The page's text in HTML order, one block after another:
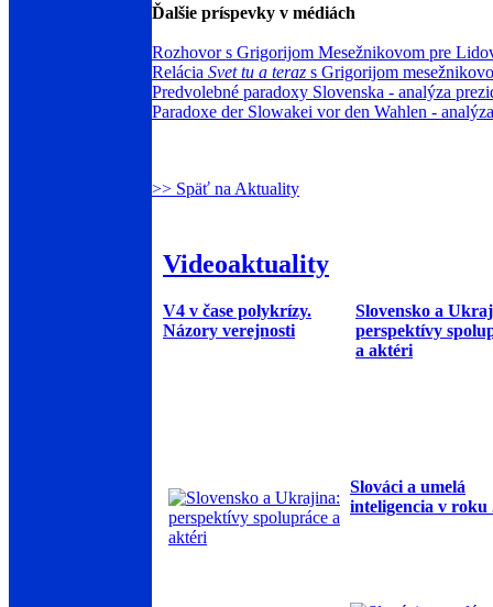
Ďalšie príspevky v médiách
Rozhovor s Grigorijom Mesežnikovom pre
Relácia Svet tu a teraz s Grigorijom
Predvolebné paradoxy Slovenska - analýza
Paradoxe der Slowakei vor den Wahlen -
>> Späť na Aktuality
Videoaktuality
V4 v čase polykrízy.
Názory verejnosti
Slovensko a
perspektívy
a aktéri
Slováci a umelá
inteligencia v roku